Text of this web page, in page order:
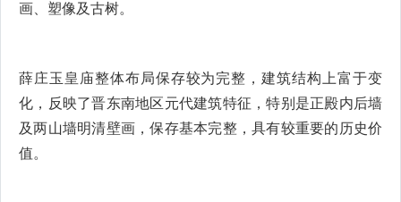
画、塑像及古树。
薛庄玉皇庙整体布局保存较为完整，建筑结构上富于变
化，反映了晋东南地区元代建筑特征，特别是正殿内后墙
及两山墙明清壁画，保存基本完整，具有较重要的历史价
值。